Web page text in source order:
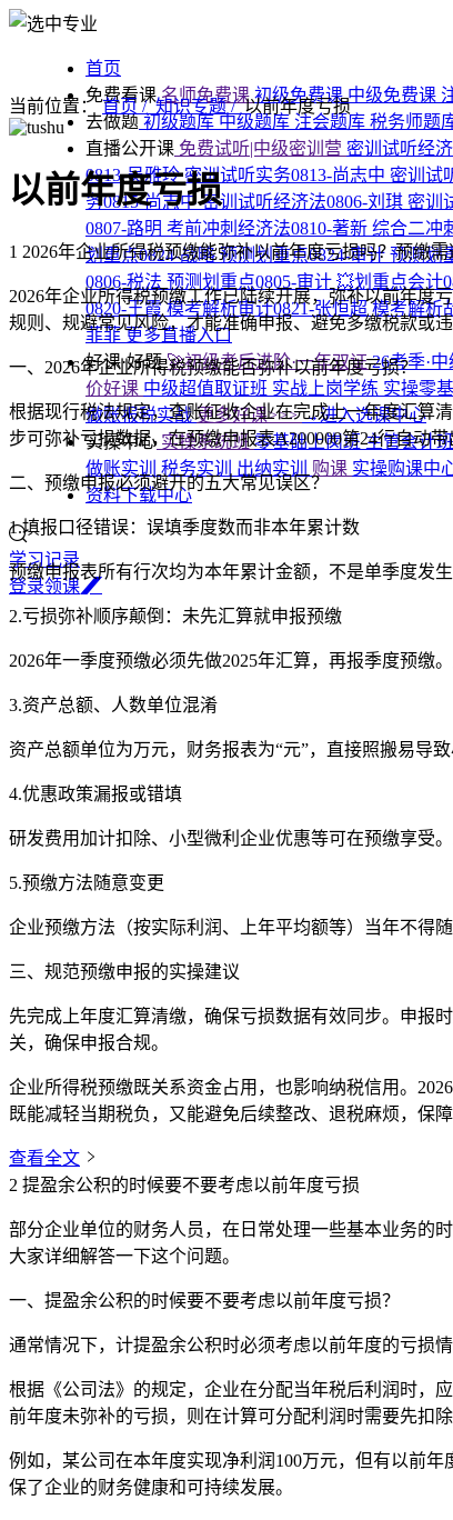
首页
免费看课名师免费课初级免费课中级免费课
去做题 初级题库 中级题库 注会题库 税务师题
直播公开课 免费试听|中级密训营 密训试听经
0813-吴雅玲密训试听实务0813-尚志中 密训试
务0815-尚志中密训试听经济法0806-刘琪 密训
0807-路明 考前冲刺经济法0810-著新 综合二冲
划重点0824-战略预测划重点0824-审计预测划
0806-税法 预测划重点0805-审计 💥划重点会计
0820-王霞模考解析审计0821-张恒超模考解析
菲菲更多直播入口
好课·好题🚀初级考后进阶·一年双证26考季·
价好课 中级超值取证班 实战上岗学练 实操零
做账报税实战更多好课>>>→进入选课中心
实操中心实操系统班零基础上岗班主管会计
做账实训 税务实训 出纳实训 购课 实操购课中
资料下载中心
学习记录
登录领课
当前位置：首页 /知识专题 /以前年度亏损
以前年度亏损
1 2026年企业所得税预缴能弥补以前年度亏损吗？预缴
2026年企业所得税预缴工作已陆续开展，弥补以前年度
规则、规避常见风险，才能准确申报、避免多缴税款或
一、2026年企业所得税预缴能否弥补以前年度亏损？
根据现行税法规定，查账征收企业在完成上一年度汇算
步可弥补亏损数据，在预缴申报表A200000第24行自动
二、预缴申报必须避开的五大常见误区？
1.填报口径错误：误填季度数而非本年累计数
预缴申报表所有行次均为本年累计金额，不是单季度发
2.亏损弥补顺序颠倒：未先汇算就申报预缴
2026年一季度预缴必须先做2025年汇算，再报季度预缴
3.资产总额、人数单位混淆
资产总额单位为万元，财务报表为“元”，直接照搬易导
4.优惠政策漏报或错填
研发费用加计扣除、小型微利企业优惠等可在预缴享受
5.预缴方法随意变更
企业预缴方法（按实际利润、上年平均额等）当年不得
三、规范预缴申报的实操建议
先完成上年度汇算清缴，确保亏损数据有效同步。申报
关，确保申报合规。
企业所得税预缴既关系资金占用，也影响纳税信用。
既能减轻当期税负，又能避免后续整改、退税麻烦，保障
查看全文
2 提盈余公积的时候要不要考虑以前年度亏损
部分企业单位的财务人员，在日常处理一些基本业务的
大家详细解答一下这个问题。
一、提盈余公积的时候要不要考虑以前年度亏损？
通常情况下，计提盈余公积时必须考虑以前年度的亏损
根据《公司法》的规定，企业在分配当年税后利润时，
前年度未弥补的亏损，则在计算可分配利润时需要先扣除
例如，某公司在本年度实现净利润100万元，但有以前
保了企业的财务健康和可持续发展。